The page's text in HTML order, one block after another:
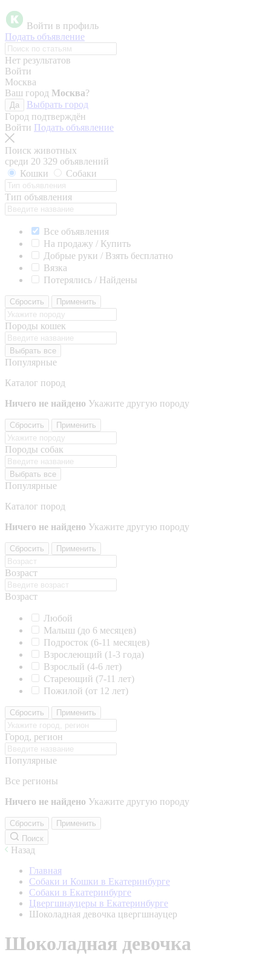
Войти в профиль
Подать объявление
Нет результатов
Войти
Москва
Ваш город Москва?
Да
Выбрать город
Город подтверждён
Войти Подать объявление
Поиск животных
среди 20 329 объявлений
Кошки
Собаки
Тип объявления
Все объявления
На продажу / Купить
Добрые руки / Взять бесплатно
Вязка
Потерялись / Найдены
Сбросить Применить
Породы кошек
Выбрать все
Популярные
Каталог пород
Ничего не найдено Укажите другую породу
Сбросить Применить
Породы собак
Выбрать все
Популярные
Каталог пород
Ничего не найдено Укажите другую породу
Сбросить Применить
Возраст
Возраст
Любой
Малыш (до 6 месяцев)
Подросток (6-11 месяцев)
Взрослеющий (1-3 года)
Взрослый (4-6 лет)
Стареющий (7-11 лет)
Пожилой (от 12 лет)
Сбросить Применить
Город, регион
Популярные
Все регионы
Ничего не найдено Укажите другую породу
Сбросить
Применить
Поиск
Назад
Главная
Собаки и Кошки в Екатеринбурге
Собаки в Екатеринбурге
Цвергшнауцеры в Екатеринбурге
Шоколадная девочка цвергшнауцер
Шоколадная девочка